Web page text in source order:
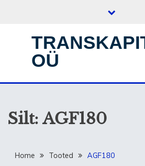
OÜ
Silt: AGF180
Home Tooted AGF180